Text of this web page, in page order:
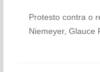
Protesto contra o
Niemeyer, Glauce